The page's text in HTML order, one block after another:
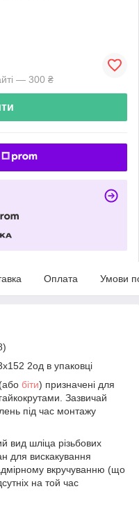
— 300 ₴
Оплата Умови
2од в упаковці
біти) призначені для
Зазвичай
під час монтажу
вид шліца різьбових
для вискакування
вкручуванню (що
на той час